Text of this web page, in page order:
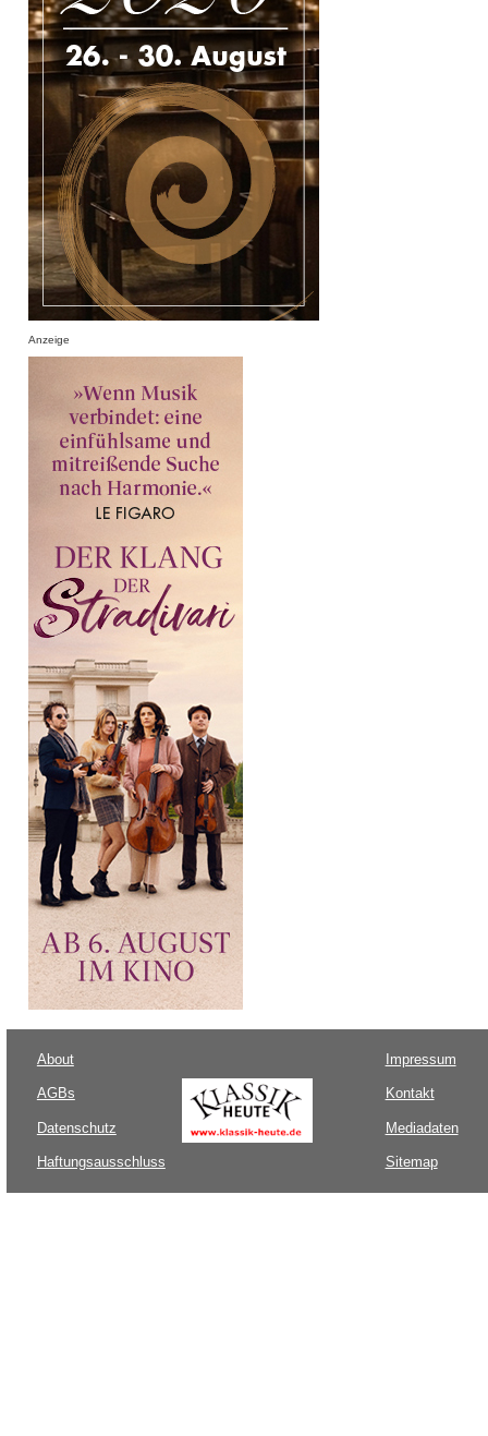
Anzeige
About
AGBs
Datenschutz
Haftungsausschluss
Impressum
Kontakt
Mediadaten
Sitemap